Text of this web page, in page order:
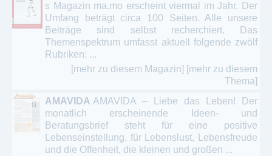
s Magazin ma.mo erscheint viermal im Jahr. Der
Umfang beträgt circa 100 Seiten. Alle unsere
Beiträge sind selbst recherchiert. Das
Themenspektrum umfasst aktuell folgende zwölf
Rubriken: ...
[mehr zu diesem Magazin] [mehr zu diesem
Thema]
AMAVIDA AMAVIDA – Liebe das Leben! Der
monatlich erscheinende Ideen- und
Beratungsbrief steht für eine positive
Lebenseinstellung, für Lebenslust, Lebensfreude
und die Offenheit, die kleinen und großen ...